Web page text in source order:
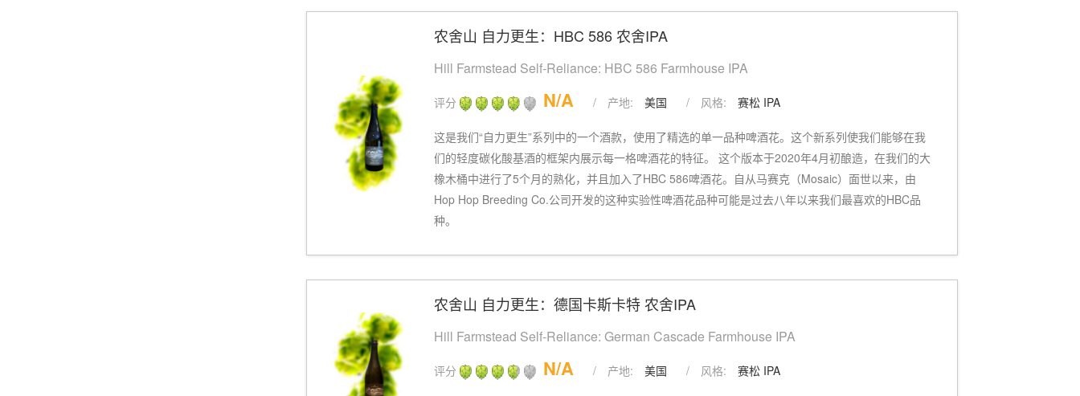
农舍山 自力更生：HBC 586 农舍IPA
Hill Farmstead Self-Reliance: HBC 586 Farmhouse IPA
评分 N/A / 产地: 美国 / 风格: 赛松 IPA
这是我们“自力更生”系列中的一个酒款，使用了精选的单一品种啤酒花。这个新系列使我们能够在我
们的轻度碳化酸基酒的框架内展示每一格啤酒花的特征。 这个版本于2020年4月初酿造，在我们的大
橡木桶中进行了5个月的熟化，并且加入了HBC 586啤酒花。自从马赛克（Mosaic）面世以来，由
Hop Hop Breeding Co.公司开发的这种实验性啤酒花品种可能是过去八年以来我们最喜欢的HBC品
种。
农舍山 自力更生：德国卡斯卡特 农舍IPA
Hill Farmstead Self-Reliance: German Cascade Farmhouse IPA
评分 N/A / 产地: 美国 / 风格: 赛松 IPA